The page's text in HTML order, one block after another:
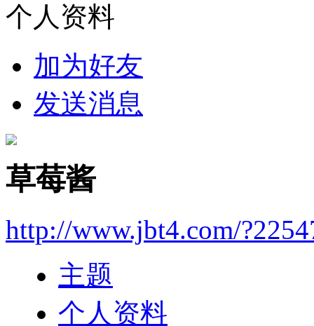
个人资料
加为好友
发送消息
草莓酱
http://www.jbt4.com/
主题
个人资料